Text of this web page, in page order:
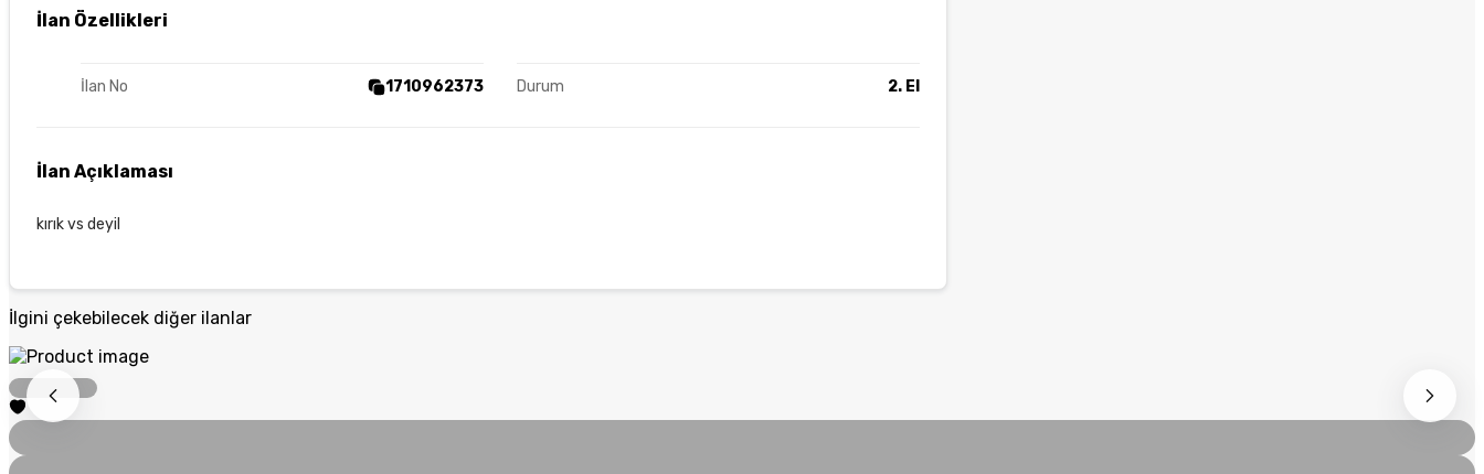
İlan Özellikleri
İlan No 1710962373 Durum 2. El
İlan Açıklaması
kırık vs deyil
İlgini çekebilecek diğer ilanlar